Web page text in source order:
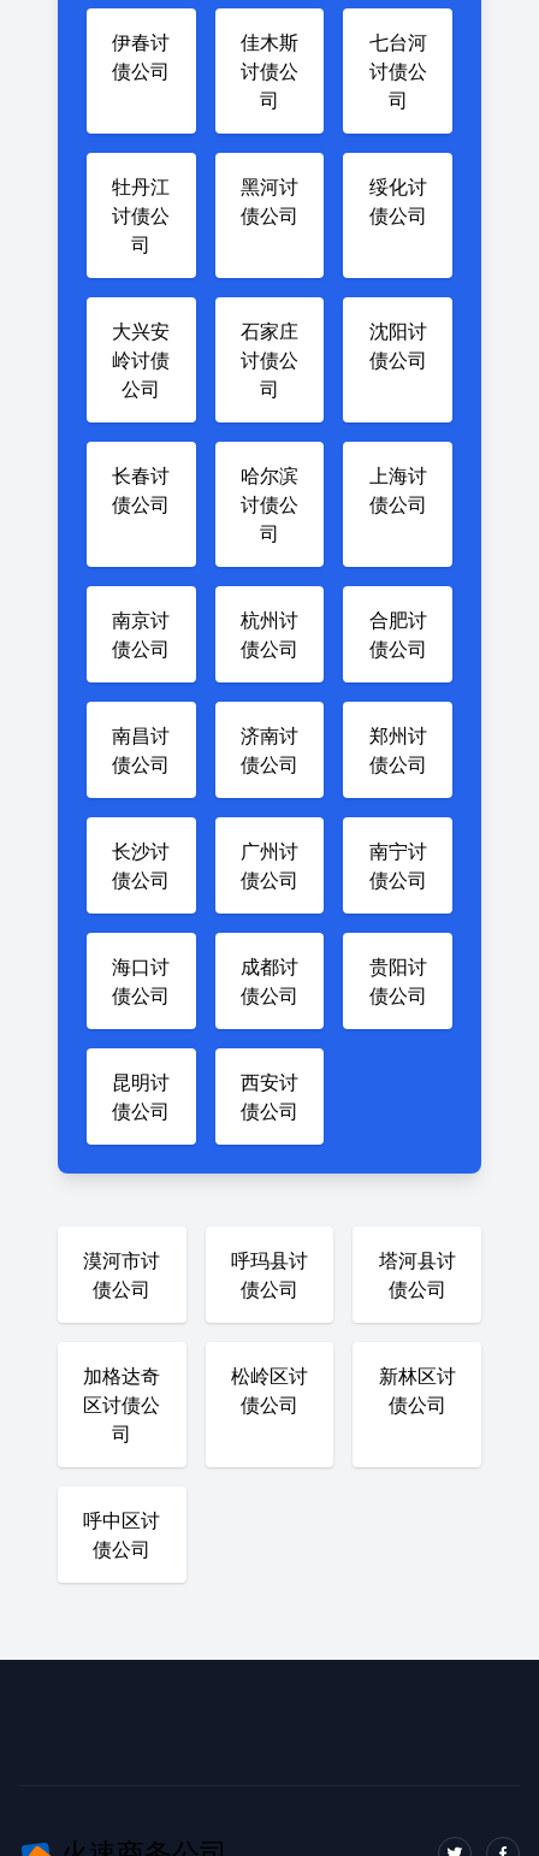
伊春讨
债公司
佳木斯
讨债公
司
七台河
讨债公
司
牡丹江
讨债公
司
黑河讨
债公司
绥化讨
债公司
大兴安
岭讨债
公司
石家庄
讨债公
司
沈阳讨
债公司
长春讨
债公司
哈尔滨
讨债公
司
上海讨
债公司
南京讨
债公司
杭州讨
债公司
合肥讨
债公司
南昌讨
债公司
济南讨
债公司
郑州讨
债公司
长沙讨
债公司
广州讨
债公司
南宁讨
债公司
海口讨
债公司
成都讨
债公司
贵阳讨
债公司
昆明讨
债公司
西安讨
债公司
漠河市讨
债公司
呼玛县讨
债公司
塔河县讨
债公司
加格达奇
区讨债公
司
松岭区讨
债公司
新林区讨
债公司
呼中区讨
债公司